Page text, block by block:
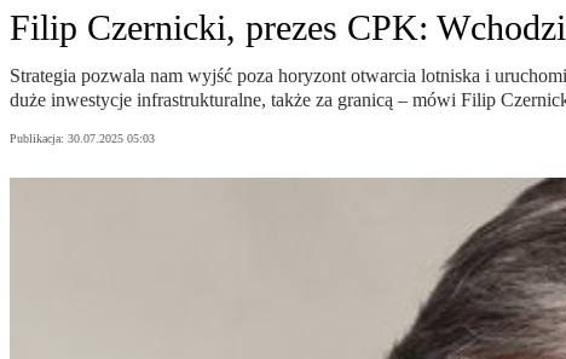
Filip Czernicki, prezes CPK:
Strategia pozwala nam wyjść poza horyzont otwarcia lotniska i
duże inwestycje infrastrukturalne, także za granicą – mówi Filip
Publikacja: 30.07.2025 05:03